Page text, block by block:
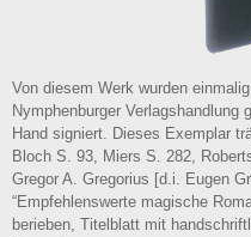
Von diesem Werk wurden
Nymphenburger
Hand signiert. Dieses Exemplar
Bloch S. 93, Miers S. 282,
Gregor A. Gregorius [d.i. Eugen
“Empfehlenswerte magische
berieben, Titelblatt mit